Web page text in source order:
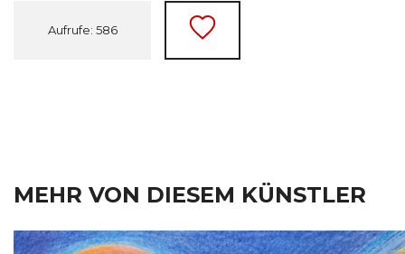
Aufrufe: 586
MEHR VON DIESEM KÜNSTLER